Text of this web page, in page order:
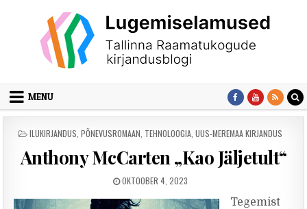
MENU
POSTED IN
ILUKIRJANDUS PÕNEVUSROMAAN TEHNOLOOGIA, UUS-MEREMAA KIRJANDUS
Anthony McCarten „Kao Jäljetult“
PUBLISHED DATE:
OKTOOBER 4, 2023
Tegemist